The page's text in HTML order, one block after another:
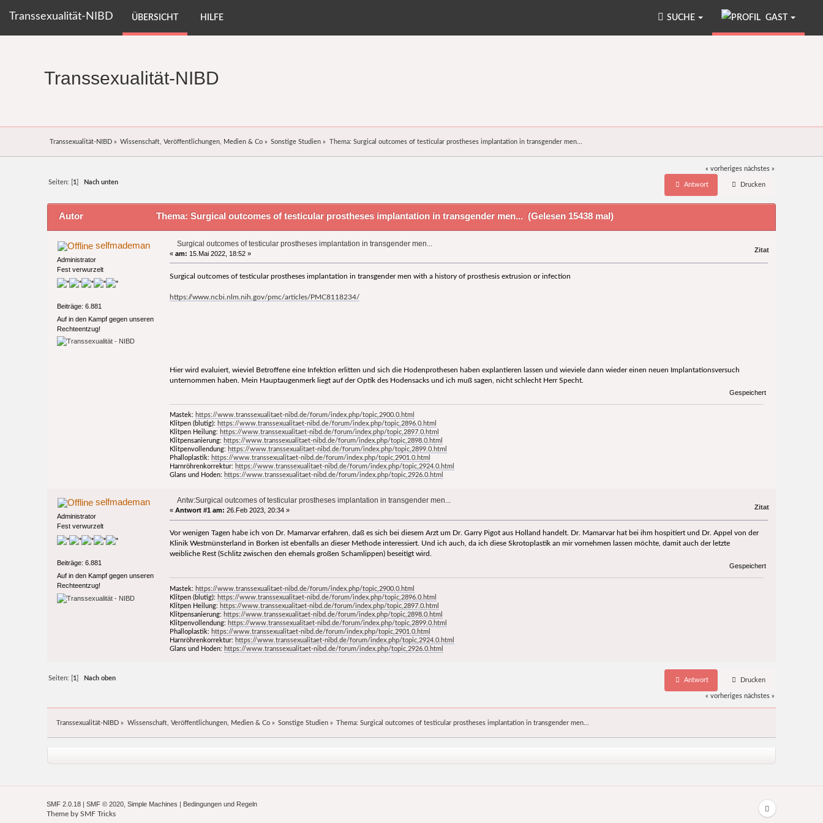
Transsexualität-NIBD ÜBERSICHT HILFE GAST
SUCHE
Transsexualität-NIBD
Transsexualität-NIBD» Wissenschaft, Veröffentlichungen, Medien & Co » Sonstige Studien » Thema: Surgical outcomes of testicular prostheses implantation in transgender men...
« vorheriges nächstes »
Antwort Drucken
Seiten: [ 1 Nach unten
Autor Thema: Surgical outcomes of testicular prostheses implantation in transgender men... (Gelesen 15438 mal)
selfmademan
Administrator
Fest verwurzelt
Beiträge: 6.881
Auf in den Kampf gegen unseren
Rechteentzug!
Surgical outcomes of testicular prostheses implantation in transgender men...
« am: 15.Mai 2022, 18:52 » Zitat
Surgical outcomes of testicular prostheses implantation in transgender men with a history of prosthesis extrusion or infection
https://www.ncbi.nlm.nih.gov/pmc/articles/PMC8118234/
Hier wird evaluiert, wieviel Betroffene eine Infektion erlitten und sich die Hodenprothesen haben explantieren lassen und wieviele dann wieder einen neuen Implantationsversuch
unternommen haben. Mein Hauptaugenmerk liegt auf der Optik des Hodensacks und ich muß sagen, nicht schlecht Herr Specht.
Gespeichert
Mastek: https://www.transsexualitaet-nibd.de/forum/index.php/topic,2900.0.html
Klitpen (blutig): https://www.transsexualitaet-nibd.de/forum/index.php/topic,2896.0.html
Klitpen Heilung: https://www.transsexualitaet-nibd.de/forum/index.php/topic,2897.0.html
Klitpensanierung: https://www.transsexualitaet-nibd.de/forum/index.php/topic,2898.0.html
Klitpenvollendung: https://www.transsexualitaet-nibd.de/forum/index.php/topic,2899.0.html
Phalloplastik: https://www.transsexualitaet-nibd.de/forum/index.php/topic,2901.0.html
Harnröhrenkorrektur: https://www.transsexualitaet-nibd.de/forum/index.php/topic,2924.0.html
Glans und Hoden: https://www.transsexualitaet-nibd.de/forum/index.php/topic,2926.0.html
selfmademan
Administrator
Fest verwurzelt
Beiträge: 6.881
Auf in den Kampf gegen unseren
Rechteentzug!
Antw:Surgical outcomes of testicular prostheses implantation in transgender men...
« Antwort #1 am: 26.Feb 2023, 20:34 » Zitat
Vor wenigen Tagen habe ich von Dr. Mamarvar erfahren, daß es sich bei diesem Arzt um Dr. Garry Pigot aus Holland handelt. Dr. Mamarvar hat bei ihm hospitiert und Dr. Appel von der
Klinik Westmünsterland in Borken ist ebenfalls an dieser Methode interessiert. Und ich auch, da ich diese Skrotoplastik an mir vornehmen lassen möchte, damit auch der letzte
weibliche Rest (Schlitz zwischen den ehemals großen Schamlippen) beseitigt wird.
Gespeichert
Mastek: https://www.transsexualitaet-nibd.de/forum/index.php/topic,2900.0.html
Klitpen (blutig): https://www.transsexualitaet-nibd.de/forum/index.php/topic,2896.0.html
Klitpen Heilung: https://www.transsexualitaet-nibd.de/forum/index.php/topic,2897.0.html
Klitpensanierung: https://www.transsexualitaet-nibd.de/forum/index.php/topic,2898.0.html
Klitpenvollendung: https://www.transsexualitaet-nibd.de/forum/index.php/topic,2899.0.html
Phalloplastik: https://www.transsexualitaet-nibd.de/forum/index.php/topic,2901.0.html
Harnröhrenkorrektur: https://www.transsexualitaet-nibd.de/forum/index.php/topic,2924.0.html
Glans und Hoden: https://www.transsexualitaet-nibd.de/forum/index.php/topic,2926.0.html
Antwort Drucken
Seiten: [ 1 Nach oben
« vorheriges nächstes »
Transsexualität-NIBD » Wissenschaft, Veröffentlichungen, Medien & Co» Sonstige Studien» Thema:Surgical outcomes of testicular prostheses implantation in transgender men...
SMF 2.0.18 |SMF © 2020 ,Simple Machines | Bedingungen und Regeln
Theme bySMF Tricks